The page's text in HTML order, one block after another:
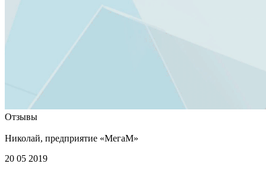
Отзывы
Николай, предприятие «МегаМ»
20 05 2019